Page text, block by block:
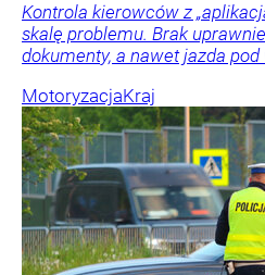
Kontrola kierowców z
skalę problemu. Brak
dokumenty, a nawet jazda pod
MotoryzacjaKraj